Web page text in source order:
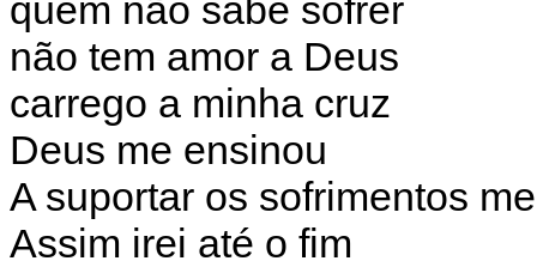
quem não sabe sofrer
não tem amor a Deus
carrego a minha cruz
Deus me ensinou
A suportar os sofrimentos
Assim irei até o fim